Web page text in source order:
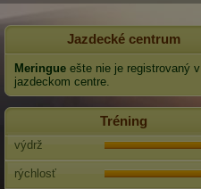
Jazdecké centrum
Meringue ešte nie je registrovaný v
jazdeckom centre.
Tréning
výdrž
rýchlosť